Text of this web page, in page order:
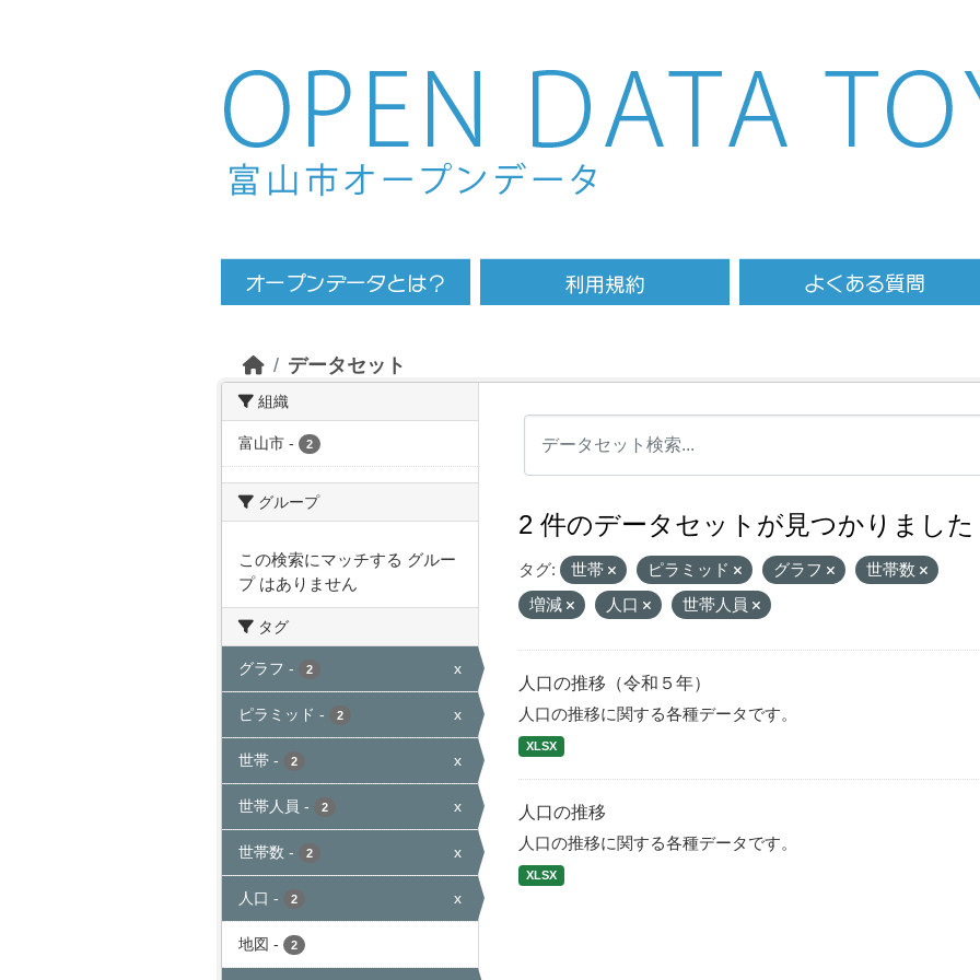
Skip to main content
データセット
組織
富山市 - 2
グループ
この検索にマッチする グルー
プ はありません
タグ
グラフ - 2 x
ピラミッド - 2 x
世帯 - 2 x
世帯人員 - 2 x
世帯数 - 2 x
人口 - 2 x
地図 - 2
2 件のデータセットが見つかりました
タグ: 世帯 ピラミッド グラフ
世帯数
増減
人口 世帯人員
人口の推移（令和５年）
人口の推移に関する各種データです。
XLSX
人口の推移
人口の推移に関する各種データです。
XLSX